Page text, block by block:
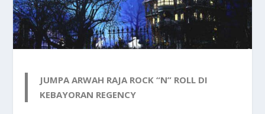
JUMPA ARWAH RAJA ROCK “N” ROLL DI
KEBAYORAN REGENCY